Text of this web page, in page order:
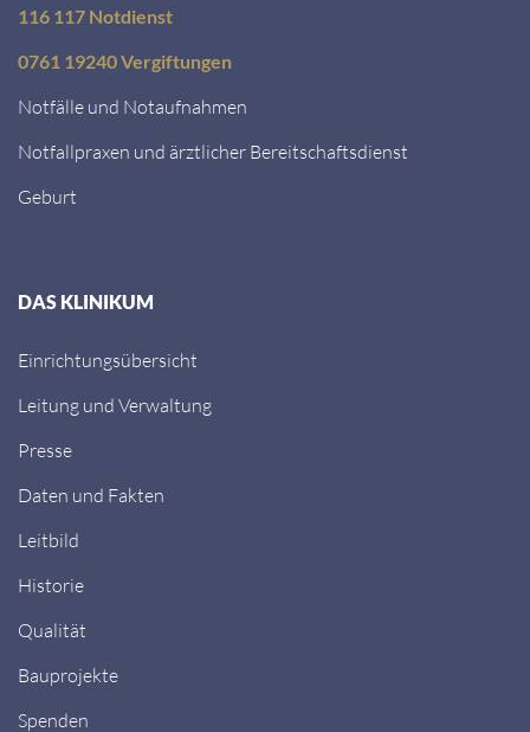
116 117 Notdienst
0761 19240 Vergiftungen
Notfälle und Notaufnahmen
Notfallpraxen und ärztlicher Bereitschaftsdienst
Geburt
DAS KLINIKUM
Einrichtungsübersicht
Leitung und Verwaltung
Presse
Daten und Fakten
Leitbild
Historie
Qualität
Bauprojekte
Spenden